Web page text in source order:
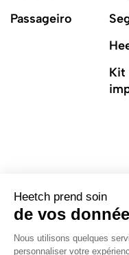
Heetch prend soin
de vos
Nous utilisons quelques
personnaliser votre
Passageiro
Kit